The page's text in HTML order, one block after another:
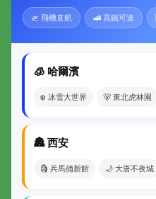
🛫 飛機直航 🚄 高鐵可達
🧊 哈爾濱
❄️ 冰雪大世界 🐻 東北虎林園
🏯 西安
🗿 兵馬俑新館 🌙 大唐不夜城